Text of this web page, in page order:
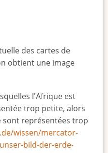
des cartes de
obtient une image
l'Afrique est
trop petite, alors
sont représentées trop
wissen/mercator-
bild-der-erde-